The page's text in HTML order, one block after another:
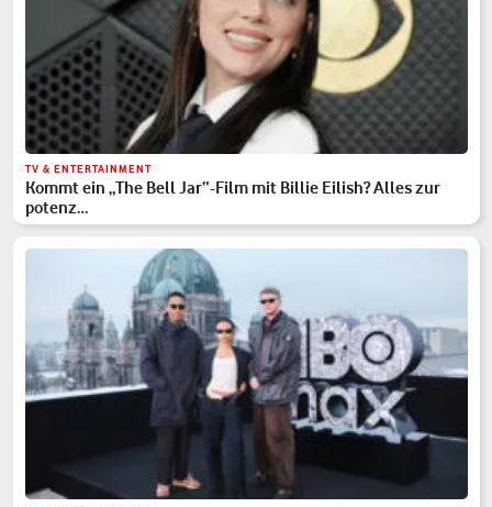
TV & ENTERTAINMENT
Kommt ein „The Bell Jar“-Film mit Billie Eilish? Alles zur
potenz…